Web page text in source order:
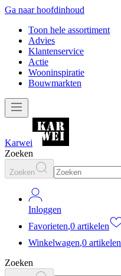
Ga naar hoofdinhoud
Toon hele assortiment
Advies
Klantenservice
Actie
Wooninspiratie
Bouwmarkten
Karwei
Zoeken
Zoeken
Inloggen
Favorieten,0 artikelen
Winkelwagen,0 artikelen
Zoeken